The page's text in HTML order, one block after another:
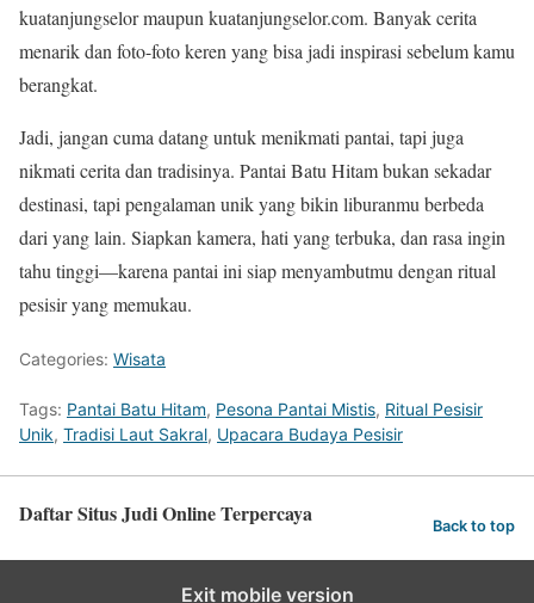
kuatanjungselor maupun kuatanjungselor.com. Banyak cerita
menarik dan foto-foto keren yang bisa jadi inspirasi sebelum kamu
berangkat.
Jadi, jangan cuma datang untuk menikmati pantai, tapi juga
nikmati cerita dan tradisinya. Pantai Batu Hitam bukan sekadar
destinasi, tapi pengalaman unik yang bikin liburanmu berbeda
dari yang lain. Siapkan kamera, hati yang terbuka, dan rasa ingin
tahu tinggi—karena pantai ini siap menyambutmu dengan ritual
pesisir yang memukau.
Categories: Wisata
Tags: Pantai Batu Hitam, Pesona Pantai Mistis, Ritual Pesisir
Unik, Tradisi Laut Sakral, Upacara Budaya Pesisir
Daftar Situs Judi Online Terpercaya Back to top
Exit mobile version